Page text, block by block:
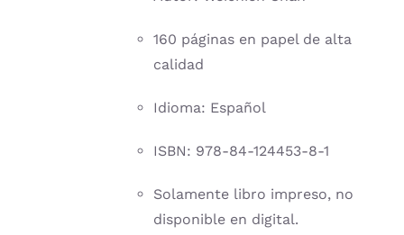
160 páginas en papel de alta
calidad
Idioma: Español
ISBN: 978-84-124453-8-1
Solamente libro impreso, no
disponible en digital.